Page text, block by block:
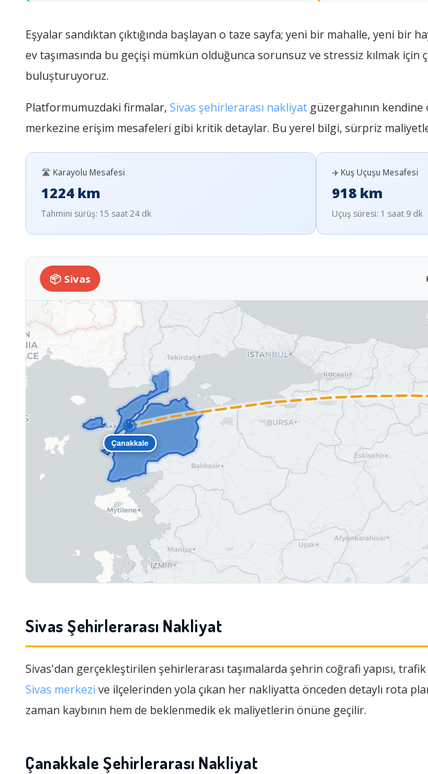
Eşyalar sandıktan çıktığında başlayan o taze sayfa; yeni bir mahalle, yeni bir
ev taşımasında bu geçişi mümkün olduğunca sorunsuz ve stressiz kılmak
buluşturuyoruz.
Platformumuzdaki firmalar, Sivas şehirlerarası nakliyat güzergahının
merkezine erişim mesafeleri gibi kritik detaylar. Bu yerel bilgi, sürpriz
🛣️ Karayolu Mesafesi
1224 km
Tahmini sürüş: 15 saat 24 dk
✈️ Kuş Uçuşu Mesafesi
918 km
Uçuş süresi: 1 saat 9 dk
📦 Sivas
Çanakkale
Sivas Şehirlerarası Nakliyat
Sivas'dan gerçekleştirilen şehirlerarası taşımalarda şehrin coğrafi yapısı,
Sivas merkezi ve ilçelerinden yola çıkan her nakliyatta önceden detaylı rota
zaman kaybının hem de beklenmedik ek maliyetlerin önüne geçilir.
Çanakkale Şehirlerarası Nakliyat